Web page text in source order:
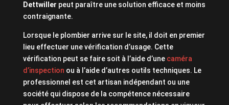
Dettwiller peut paraître une solution efficace et moins
contraignante.
Lorsque le plombier arrive sur le site, il doit en premier
lieu effectuer une vérification d’usage. Cette
vérification peut se faire soit à l’aide d’une caméra
d’inspection ou à l’aide d’autres outils techniques. Le
professionnel est cet artisan indépendant ou une
société qui dispose de la compétence nécessaire